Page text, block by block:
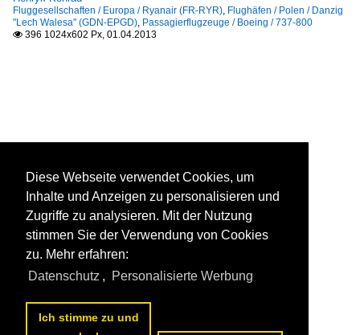
Fluggesellschaften / Europa / Ryanair (FR-RYR), Flughäfen / Polen / Danzig
"Lech Walesa" (GDN-EPGD), Passagierflugzeuge / Boeing / 737-800
 396 1024x602 Px, 01.04.2013
Diese Webseite verwendet Cookies, um
Inhalte und Anzeigen zu personalisieren und
Zugriffe zu analysieren. Mit der Nutzung
stimmen Sie der Verwendung von Cookies
zu. Mehr erfahren:
Datenschutz , Personalisierte Werbung
Ich stimme zu und